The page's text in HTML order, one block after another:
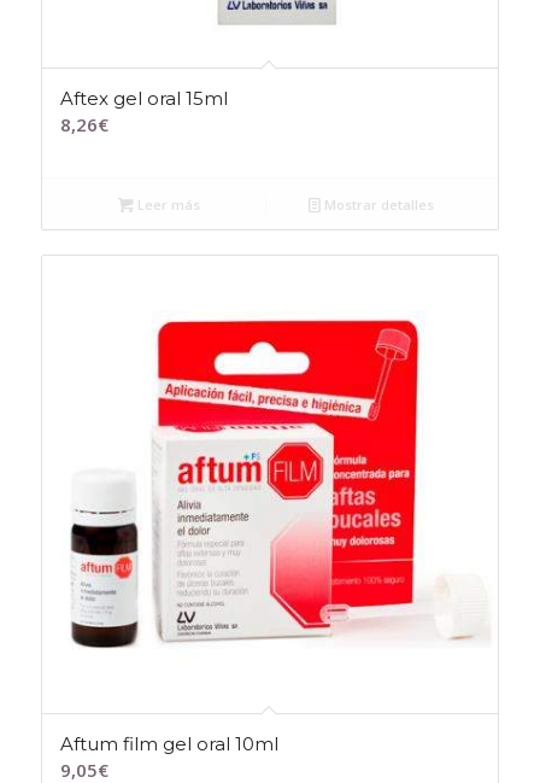
Aftex gel oral 15ml
8,26€
Leer más Mostrar detalles
Aftum film gel oral 10ml
9,05€